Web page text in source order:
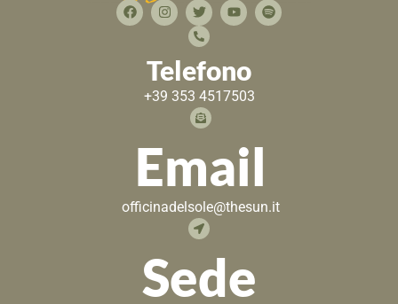
Telefono
+39 353 4517503
Email
officinadelsole@thesun.it
Sede